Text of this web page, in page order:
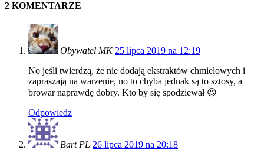
2 KOMENTARZE
Obywatel MK 25 lipca 2019 na 12:19
No jeśli twierdzą, że nie dodają ekstraktów chmielowych i
zapraszają na warzenie, no to chyba jednak są to sztosy, a
browar naprawdę dobry. Kto by się spodziewał 😉
Odpowiedz
Bart PL 26 lipca 2019 na 20:18